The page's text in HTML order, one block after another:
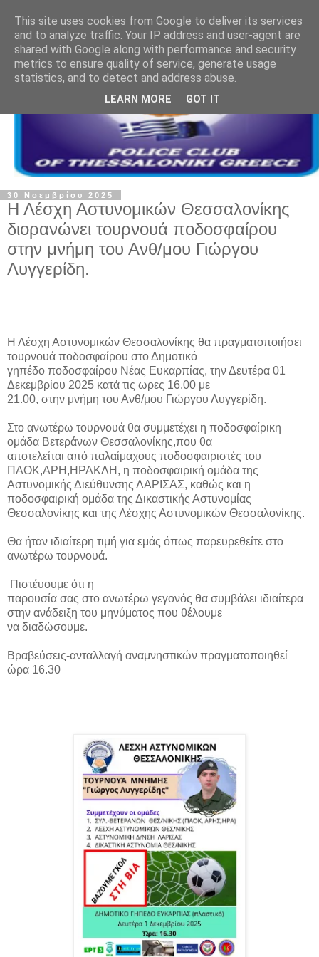
30 Νοεμβρίου 2025
Η Λέσχη Αστυνομικών Θεσσαλονίκης
διορανώνει τουρνουά ποδοσφαίρου
στην μνήμη του Ανθ/μου Γιώργου
Λυγγερίδη.
Η Λέσχη Αστυνομικών Θεσσαλονίκης θα πραγματοποιήσει
τουρνουά ποδοσφαίρου στο Δημοτικό
γηπέδο ποδοσφαίρου Νέας Ευκαρπίας, την Δευτέρα 01
Δεκεμβρίου 2025 κατά τις ωρες 16.00 με
21.00, στην μνήμη του Ανθ/μου Γιώργου Λυγγερίδη.
Στο ανωτέρω τουρνουά θα συμμετέχει η ποδοσφαίρικη
ομάδα Βετεράνων Θεσσαλονίκης,που θα
αποτελείται από παλαίμαχους ποδοσφαιριστές του
ΠΑΟΚ,ΑΡΗ,ΗΡΑΚΛΗ, η ποδοσφαιρική ομάδα της
Αστυνομικής Διεύθυνσης ΛΑΡΙΣΑΣ, καθώς και η
ποδοσφαιρική ομάδα της Δικαστικής Αστυνομίας
Θεσσαλονίκης και της Λέσχης Αστυνομικών Θεσσαλονίκης.
Θα ήταν ιδιαίτερη τιμή για εμάς όπως παρευρεθείτε στο
ανωτέρω τουρνουά.
Πιστέυουμε ότι η
παρουσία σας στο ανωτέρω γεγονός θα συμβάλει ιδιαίτερα
στην ανάδειξη του μηνύματος που θέλουμε
να διαδώσουμε.
Βραβεύσεις-ανταλλαγή αναμνηστικών πραγματοποιηθεί
ώρα 16.30
This site uses cookies from Google to deliver its services
and to analyze traffic. Your IP address and user-agent are
shared with Google along with performance and security
metrics to ensure quality of service, generate usage
statistics, and to detect and address abuse.
LEARN MORE GOT IT